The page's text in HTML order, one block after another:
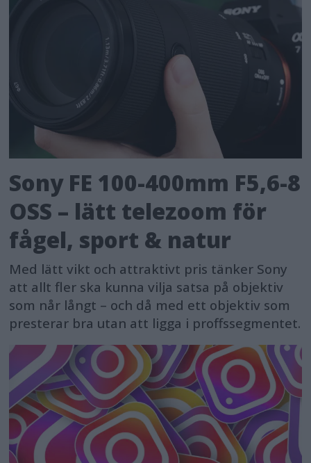
Sony FE 100-400mm F5,6-8
OSS – lätt telezoom för
fågel, sport & natur
Med lätt vikt och attraktivt pris tänker Sony
att allt fler ska kunna vilja satsa på objektiv
som når långt – och då med ett objektiv som
presterar bra utan att ligga i proffssegmentet.